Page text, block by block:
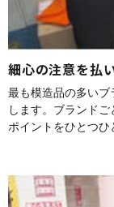
細心の注意を払
最も模造品の多い
します。ブランド
ポイントをひとつひ